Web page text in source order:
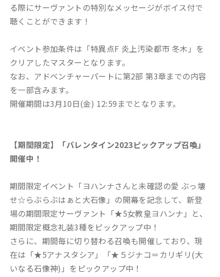
る際にサーヴァントの特別なメッセージがボイス付で
聴くことができます！
イベント参加条件は「特異点F 炎上汚染都市 冬木」を
クリアしたマスターとなります。
なお、アドベンチャーパートに第2部 第3章までの内容
を一部含みます。
開催期間は3月10日(金) 12:59までとなります。
【期間限定】「バレンタイン2023ピックアップ召喚」
開催中！
期間限定イベント「ヨハンナさんと未確認の愛 ぶっ壊
せ☆らぶらぶはぁと大石像」の開幕を記念して、新登
場の期間限定サーヴァント「★5女教皇ヨハンナ」と、
期間限定概念礼装3種をピックアップ中！
さらに、期間毎に切り替わる召喚も開催しており、現
在は「★5アナスタシア」「★５ジナコ＝カリギリ(大
いなる石像神)」をピックアップ中！